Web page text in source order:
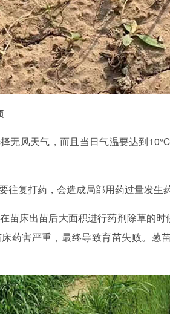
无风天气，而且当日气温要达到
往复打药，会造成局部用药过量发生药
苗床出苗后大面积进行药剂除草的
药害严重，最终导致育苗失败。葱